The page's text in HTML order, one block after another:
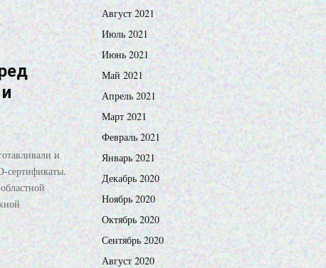
и
сертификаты.
Август 2021
Июль 2021
Июнь 2021
Май 2021
Апрель 2021
Март 2021
Февраль 2021
Январь 2021
Декабрь 2020
Ноябрь 2020
Октябрь 2020
Сентябрь 2020
Август 2020